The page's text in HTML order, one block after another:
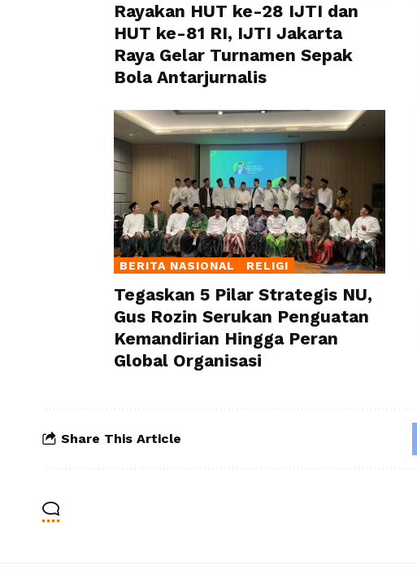
Rayakan HUT ke-28 IJTI dan
HUT ke-81 RI, IJTI Jakarta
Raya Gelar Turnamen Sepak
Bola Antarjurnalis
BERITA NASIONAL RELIGI
Tegaskan 5 Pilar Strategis NU,
Gus Rozin Serukan Penguatan
Kemandirian Hingga Peran
Global Organisasi
Share This Article